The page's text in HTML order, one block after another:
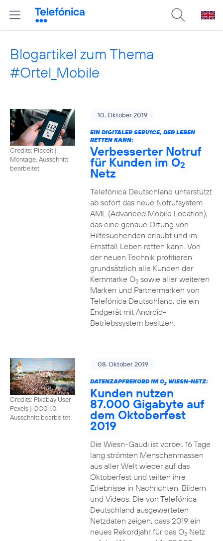
Blogartikel zum Thema
#Ortel_Mobile
Credits: Placeit |
Montage, Ausschnitt
bearbeitet
10. Oktober 2019
EIN DIGITALER SERVICE, DER LEBEN
RETTEN KANN:
Verbesserter Notruf
für Kunden im O2
Netz
Telefónica Deutschland unterstützt
ab sofort das neue Notrufsystem
AML (Advanced Mobile Location),
das eine genaue Ortung von
Hilfesuchenden erlaubt und im
Ernstfall Leben retten kann. Von
der neuen Technik profitieren
grundsätzlich alle Kunden der
Kernmarke O2sowie aller weiteren
Marken und Partnermarken von
Telefónica Deutschland, die ein
Endgerät mit Android-
Betriebssystem besitzen.
Credits: Pixabay User
Pexels | CC0 1.0,
Ausschnitt bearbeitet
08. Oktober 2019
DATENZAPFREKORD IM O2WIESN-NETZ:
Kunden nutzen
87.000 Gigabyte auf
dem Oktoberfest
2019
Die Wiesn-Gaudi ist vorbei. 16 Tage
lang strömten Menschenmassen
aus aller Welt wieder auf das
Oktoberfest und teilten ihre
Erlebnisse in Nachrichten, Bildern
und Videos. Die von Telefónica
Deutschland ausgewerteten
Netzdaten zeigen, dass 2019 ein
neues Rekordjahr für das O2Netz